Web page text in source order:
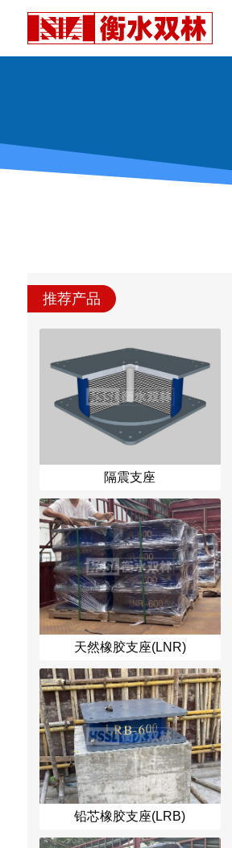
推荐产品
隔震支座
天然橡胶支座(LNR)
铅芯橡胶支座(LRB)